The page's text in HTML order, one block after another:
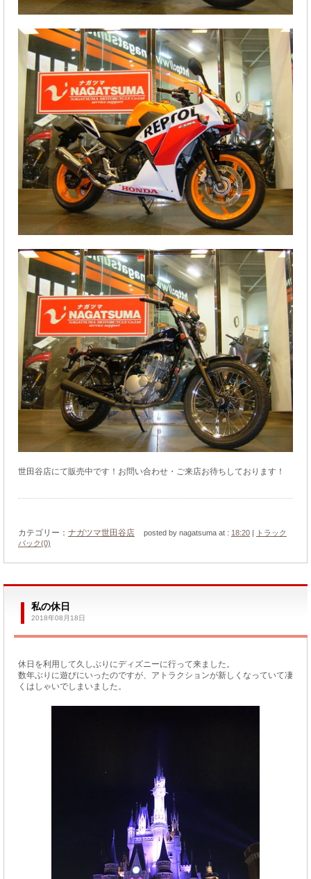
世田谷店にて販売中です！お問い合わせ・ご来店お待ちしております！
カテゴリー： ナガツマ世田谷店 posted by nagatsuma at : 18:20 |
トラック
バック(0)
私の休日
2018年08月18日
休日を利用して久しぶりにディズニーに行って来ました。
数年ぶりに遊びにいったのですが、アトラクションが新しくなっていて凄
くはしゃいでしまいました。